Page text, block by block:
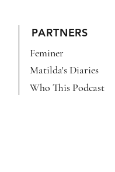
PARTNERS
Feminer
Matilda's Diaries
Who This Podcast